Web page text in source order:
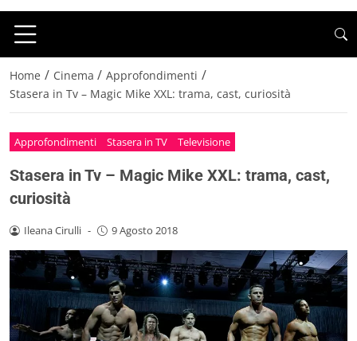
Home / Cinema / Approfondimenti /
Stasera in Tv – Magic Mike XXL: trama, cast, curiosità
Approfondimenti Stasera in TV Televisione
Stasera in Tv – Magic Mike XXL: trama, cast,
curiosità
Ileana Cirulli - 9 Agosto 2018